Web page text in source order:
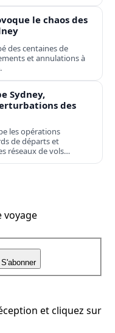
le chaos des
des centaines de
et annulations à
Sydney,
des
les opérations
de départs et
réseaux de vols
voyage
S'abonner
et cliquez sur